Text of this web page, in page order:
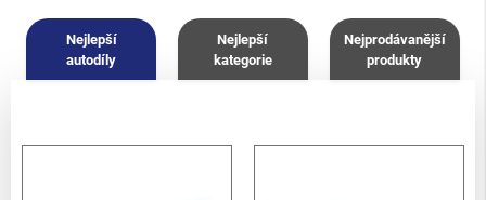
Nejlepší
autodíly
Nejlepší
kategorie
Nejprodávanější
produkty